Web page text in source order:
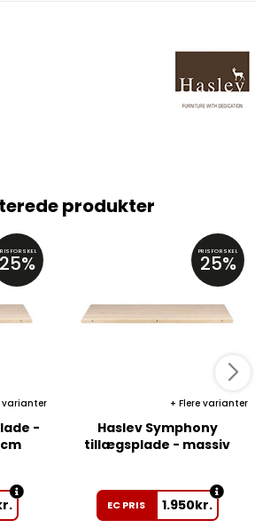
produkter
25%
varianter
-
PRISFORSKEL
25%
Flere varianter
Haslev Symphony
tillægsplade - massiv
EC PRIS 1.950kr.